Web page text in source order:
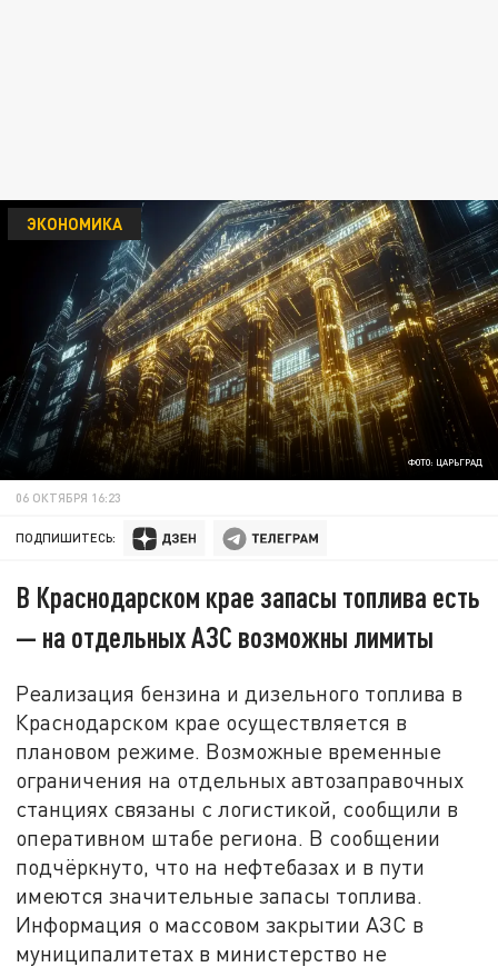
ФОТО: ЦАРЬГРАД
ЭКОНОМИКА
06 ОКТЯБРЯ 16:23
ПОДПИШИТЕСЬ:
В Краснодарском крае запасы топлива есть
— на отдельных АЗС возможны лимиты
Реализация бензина и дизельного топлива в
Краснодарском крае осуществляется в
плановом режиме. Возможные временные
ограничения на отдельных автозаправочных
станциях связаны с логистикой, сообщили в
оперативном штабе региона. В сообщении
подчёркнуто, что на нефтебазах и в пути
имеются значительные запасы топлива.
Информация о массовом закрытии АЗС в
муниципалитетах в министерство не